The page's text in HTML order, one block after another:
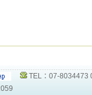
TEL：07-8034473